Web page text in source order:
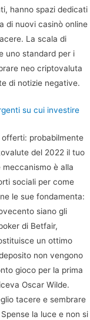
hanno spazi dedicati
di nuovi casinò online
La scala di
uno standard per i
neo criptovaluta
di notizie negative.
su cui investire
probabilmente
del 2022 il tuo
è alla
sociali per come
le sue fondamenta:
siano gli
di Betfair,
un ottimo
non vengono
gioco per la prima
Oscar Wilde.
tacere e sembrare
la luce e non si